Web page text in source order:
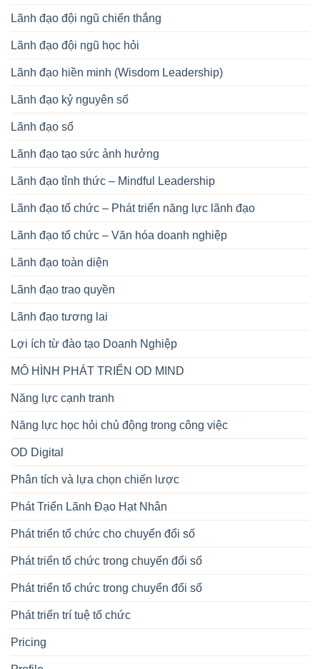
Lãnh đạo đội ngũ chiến thắng
Lãnh đạo đội ngũ học hỏi
Lãnh đạo hiền minh (Wisdom Leadership)
Lãnh đạo kỷ nguyên số
Lãnh đạo số
Lãnh đạo tạo sức ảnh hưởng
Lãnh đạo tỉnh thức – Mindful Leadership
Lãnh đạo tổ chức – Phát triển năng lực lãnh đạo
Lãnh đạo tổ chức – Văn hóa doanh nghiệp
Lãnh đạo toàn diện
Lãnh đạo trao quyền
Lãnh đạo tương lai
Lợi ích từ đào tạo Doanh Nghiệp
MÔ HÌNH PHÁT TRIỂN OD MIND
Năng lực cạnh tranh
Năng lực học hỏi chủ động trong công việc
OD Digital
Phân tích và lựa chọn chiến lược
Phát Triển Lãnh Đạo Hạt Nhân
Phát triển tổ chức cho chuyển đổi số
Phát triển tổ chức trong chuyển đổi số
Phát triển tổ chức trong chuyển đổi số
Phát triển trí tuệ tổ chức
Pricing